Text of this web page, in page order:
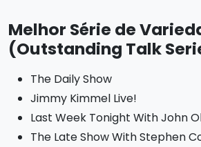
Melhor Série de
(Outstanding Talk
The Daily Show
Jimmy Kimmel Live!
Last Week Tonight With John
The Late Show With Stephen